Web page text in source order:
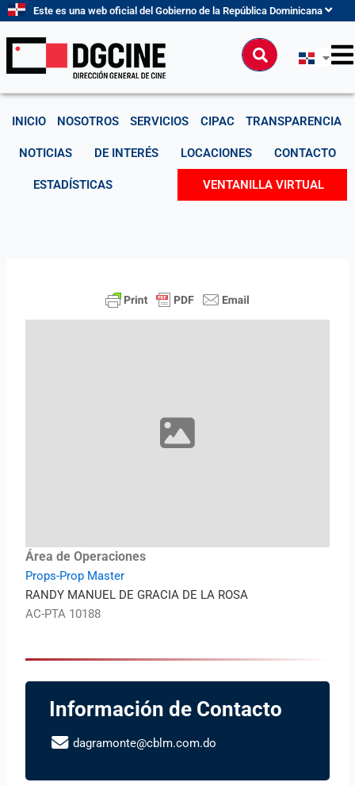
contenido
Este es una web oficial del Gobierno de la República Dominicana
Buscar
INICIO NOSOTROS SERVICIOS CIPAC TRANSPARENCIA
NOTICIAS DE INTERÉS LOCACIONES CONTACTO
ESTADÍSTICAS VENTANILLA VIRTUAL
Área de Operaciones
Props-Prop Master
RANDY MANUEL DE GRACIA DE LA ROSA
AC-PTA 10188
Información de Contacto
dagramonte@cblm.com.do